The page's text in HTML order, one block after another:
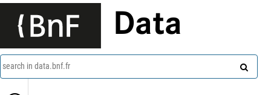
Data
search in data.bnf.fr